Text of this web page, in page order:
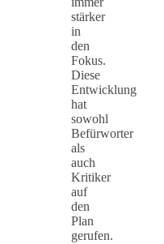
stärker
in
den
Fokus.
Diese
Entwicklung
hat
sowohl
Befürworter
als
auch
Kritiker
auf
den
Plan
gerufen.